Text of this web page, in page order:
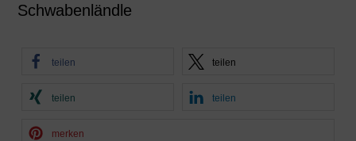
Schwabenländle
teilen teilen
teilen teilen
merken